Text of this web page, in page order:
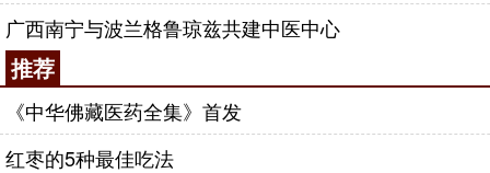
广西南宁与波兰格鲁琼兹共建中医中心
推荐
《中华佛藏医药全集》首发
红枣的5种最佳吃法